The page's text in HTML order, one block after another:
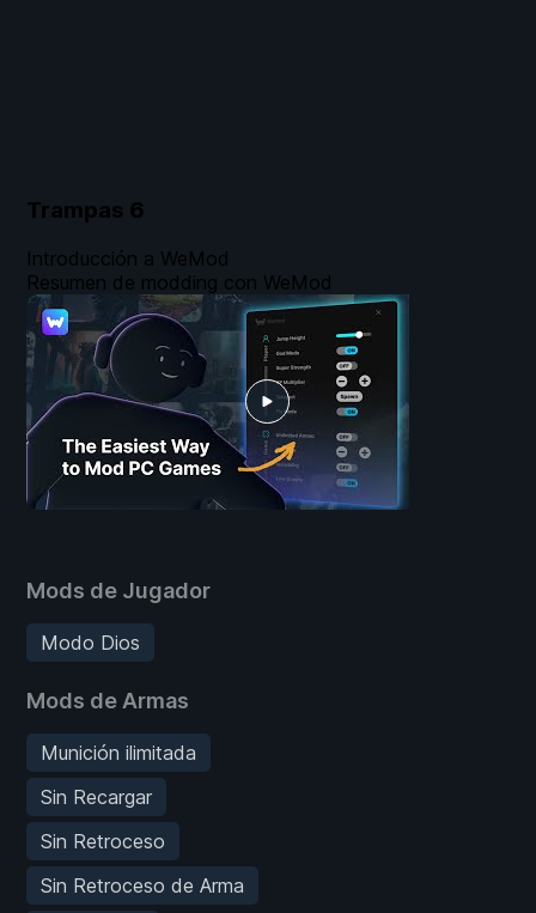
Trampas 6
Mods de Jugador
Modo Dios
Mods de Armas
Munición ilimitada
Sin Recargar
Sin Retroceso
Sin Retroceso de Arma
Introducción a WeMod
Resumen de modding con WeMod